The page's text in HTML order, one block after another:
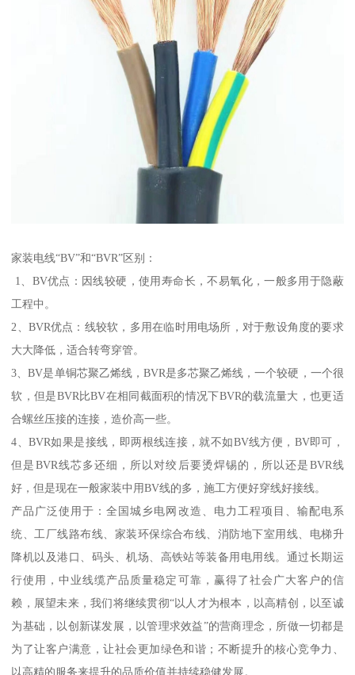
家装电线“BV”和“BVR”区别：
1、BV优点：因线较硬，使用寿命长，不易氧化，一般多用于隐蔽
工程中。
2、BVR优点：线较软，多用在临时用电场所，对于敷设角度的要求
大大降低，适合转弯穿管。
3、BV是单铜芯聚乙烯线，BVR是多芯聚乙烯线，一个较硬，一个很
软，但是BVR比BV在相同截面积的情况下BVR的载流量大，也更适
合螺丝压接的连接，造价高一些。
4、BVR如果是接线，即两根线连接，就不如BV线方便，BV即可，
但是BVR线芯多还细，所以对绞后要烫焊锡的，所以还是BVR线
好，但是现在一般家装中用BV线的多，施工方便好穿线好接线。
产品广泛使用于：全国城乡电网改造、电力工程项目、输配电系
统、工厂线路布线、家装环保综合布线、消防地下室用线、电梯升
降机以及港口、码头、机场、高铁站等装备用电用线。通过长期运
行使用，中业线缆产品质量稳定可靠，赢得了社会广大客户的信
赖，展望未来，我们将继续贯彻“以人才为根本，以高精创，以至诚
为基础，以创新谋发展，以管理求效益”的营商理念，所做一切都是
为了让客户满意，让社会更加绿色和谐；不断提升的核心竞争力、
以高精的服务来提升的品质价值并持续稳健发展。